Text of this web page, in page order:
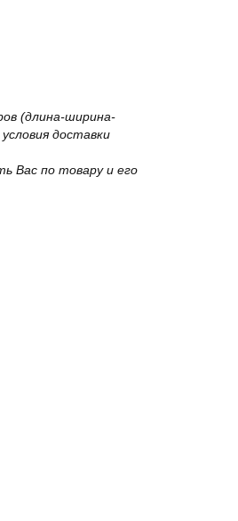
(длина-ширина-
доставки
Вас по товару и его